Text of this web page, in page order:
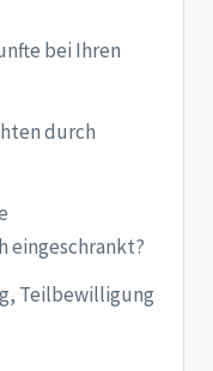
bei Ihren
durch
eingeschrankt?
Teilbewilligung